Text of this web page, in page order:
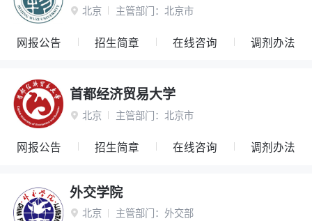
 北京 主管部门： 北京市
网报公告 招生简章 在线咨询 调剂办法
首都经济贸易大学
 北京 主管部门： 北京市
网报公告 招生简章 在线咨询 调剂办法
外交学院
 北京 主管部门： 外交部